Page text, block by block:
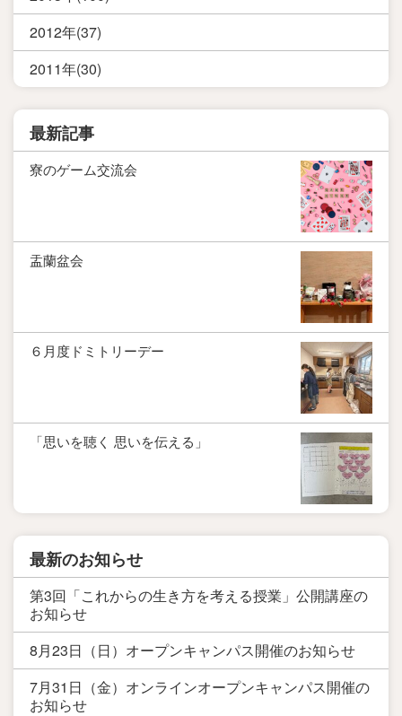
2012年(37)
2011年(30)
最新記事
寮のゲーム交流会
盂蘭盆会
６月度ドミトリーデー
「思いを聴く 思いを伝える」
最新のお知らせ
第3回「これからの生き方を考える授業」公開講座の
お知らせ
8月23日（日）オープンキャンパス開催のお知らせ
7月31日（金）オンラインオープンキャンパス開催の
お知らせ